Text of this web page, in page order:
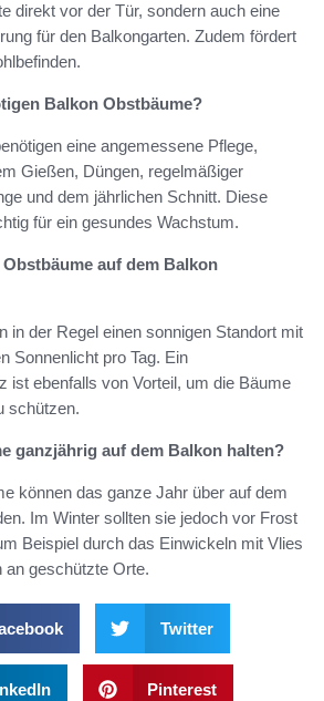
direkt vor der Tür, sondern auch eine
für den Balkongarten. Zudem fördert
Balkon Obstbäume?
eine angemessene Pflege,
Gießen, Düngen, regelmäßiger
und dem jährlichen Schnitt. Diese
für ein gesundes Wachstum.
auf dem Balkon
in der Regel einen sonnigen Standort mit
Sonnenlicht pro Tag. Ein
ist ebenfalls von Vorteil, um die Bäume
schützen.
ganzjährig auf dem Balkon halten?
können das ganze Jahr über auf dem
Im Winter sollten sie jedoch vor Frost
Beispiel durch das Einwickeln mit Vlies
an geschützte Orte.
Twitter
Pinterest